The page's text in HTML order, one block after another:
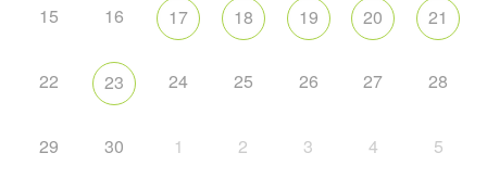
15 16 17 18 19 20 21
22 23 24 25 26 27 28
29 30 1 2 3 4 5